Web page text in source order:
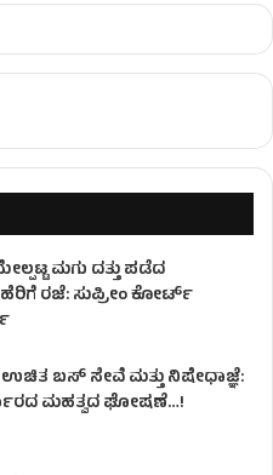
ಮಗು ದತ್ತು ಪಡೆದ
ರಜೆ: ಸುಪ್ರೀಂ ಕೋರ್ಟ್
ಉಚಿತ ಬಸ್ ಸೇವೆ ಮತ್ತು ನಿಷೇಧಾಜ್ಞೆ:
ಮಹತ್ವದ ಘೋಷಣೆ…!